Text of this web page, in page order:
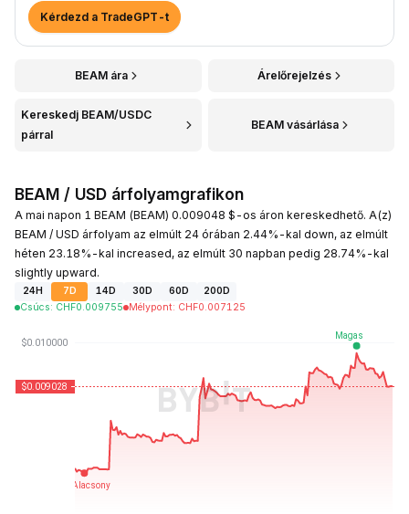
Kérdezd a TradeGPT-t
BEAM ára Árelőrejelzés
Kereskedj BEAM/USDC
párral
BEAM vásárlása
BEAM / USD árfolyamgrafikon
A mai napon 1 BEAM (BEAM) 0.009048 $-os áron kereskedhető. A(z)
BEAM / USD árfolyam az elmúlt 24 órában 2.44%-kal down, az elmúlt
héten 23.18%-kal increased, az elmúlt 30 napban pedig 28.74%-kal
slightly upward.
24H 7D 14D 30D 60D
200D
Csúcs: CHF0.009755 Mélypont: CHF0.007125
Utolsó frissítés: 2026-08-07, 17:27 GMT+0